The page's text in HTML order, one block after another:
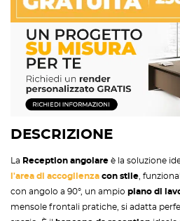
DESCRIZIONE
La Reception angolare è la soluzione
l'area di accoglienza con stile ,
con angolo a 90°, un ampio piano di
mensole frontali pratiche, si adatta